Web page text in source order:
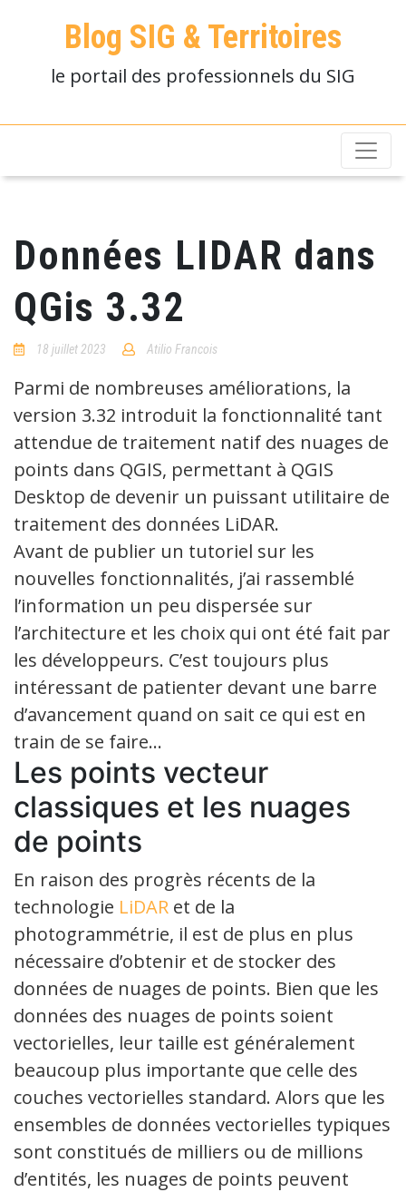
Blog SIG & Territoires
le portail des professionnels du SIG
Données LIDAR dans
QGis 3.32
18 juillet 2023 Atilio Francois
Parmi de nombreuses améliorations, la
version 3.32 introduit la fonctionnalité tant
attendue de traitement natif des nuages de
points dans QGIS, permettant à QGIS
Desktop de devenir un puissant utilitaire de
traitement des données LiDAR.
Avant de publier un tutoriel sur les
nouvelles fonctionnalités, j’ai rassemblé
l’information un peu dispersée sur
l’architecture et les choix qui ont été fait par
les développeurs. C’est toujours plus
intéressant de patienter devant une barre
d’avancement quand on sait ce qui est en
train de se faire…
Les points vecteur
classiques et les nuages
de points
En raison des progrès récents de la
technologie LiDAR et de la
photogrammétrie, il est de plus en plus
nécessaire d’obtenir et de stocker des
données de nuages de points. Bien que les
données des nuages de points soient
vectorielles, leur taille est généralement
beaucoup plus importante que celle des
couches vectorielles standard. Alors que les
ensembles de données vectorielles typiques
sont constitués de milliers ou de millions
d’entités, les nuages de points peuvent